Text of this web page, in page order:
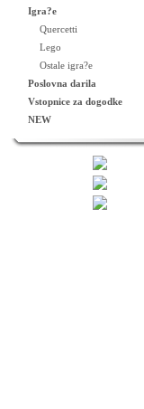
Igra?e
Quercetti
Lego
Ostale igra?e
Poslovna darila
Vstopnice za dogodke
NEW